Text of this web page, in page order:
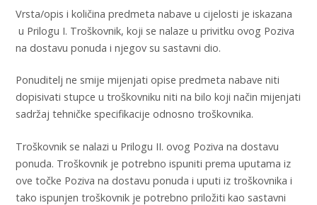
Vrsta/opis i količina predmeta nabave u cijelosti je iskazana
u Prilogu I. Troškovnik, koji se nalaze u privitku ovog Poziva
na dostavu ponuda i njegov su sastavni dio.
Ponuditelj ne smije mijenjati opise predmeta nabave niti
dopisivati stupce u troškovniku niti na bilo koji način mijenjati
sadržaj tehničke specifikacije odnosno troškovnika.
Troškovnik se nalazi u Prilogu II. ovog Poziva na dostavu
ponuda. Troškovnik je potrebno ispuniti prema uputama iz
ove točke Poziva na dostavu ponuda i uputi iz troškovnika i
tako ispunjen troškovnik je potrebno priložiti kao sastavni